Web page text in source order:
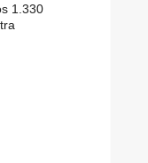
1.330